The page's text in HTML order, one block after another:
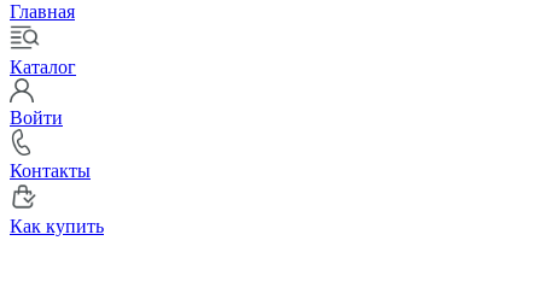
Главная
Каталог
Войти
Контакты
Как купить